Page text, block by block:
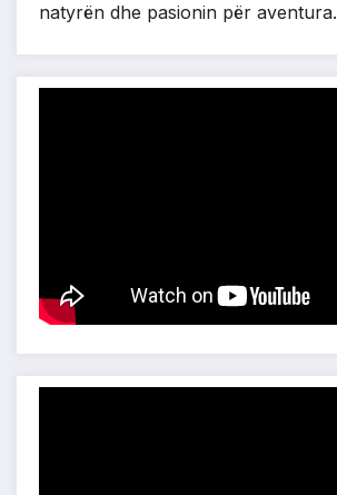
natyrën dhe pasionin për aventura.